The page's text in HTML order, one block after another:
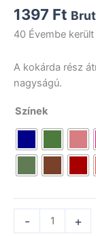
1397 Ft
40 Évembe
A kokárda rész
nagyságú.
Színek
-
Díjszalag
+